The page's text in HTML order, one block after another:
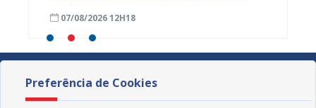
monitoramento do SUS
07/08/2026 12H18
Preferência de Cookies